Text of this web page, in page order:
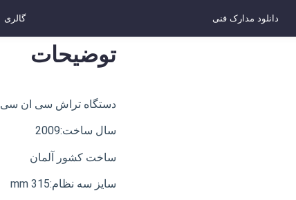
دانلود مدارک فنی گالری
توضیحات
دستگاه تراش سی ان سی MONFORTS MHC 500
سال ساخت:2009
ساخت کشور آلمان
سایز سه نظام:315 mm